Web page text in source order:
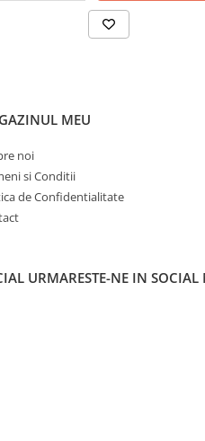
MEU
noi
si Conditii
de Confidentialitate
URMARESTE-NE IN SOCIAL